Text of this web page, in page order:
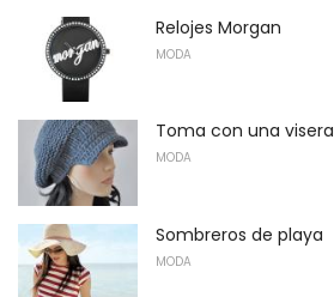
Relojes Morgan
MODA
Toma con una visera
MODA
Sombreros de playa
MODA